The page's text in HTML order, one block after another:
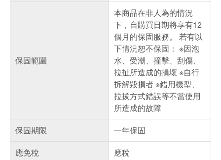
保固範圍
本商品在非人為的情況
下，自購買日期將享有12
個月的保固服務。 若有以
下情況恕不保固： ※因泡
水、受潮、撞擊、刮傷、
拉扯所造成的損壞 ※自行
拆解毀損者 ※錯用機型、
拉拔方式錯誤等不當使用
所造成的故障
保固期限
一年保固
應免稅
應稅